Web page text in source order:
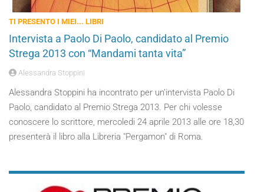
TI PRESENTO I MIEI... LIBRI
Intervista a Paolo Di Paolo, candidato al Premio
Strega 2013 con “Mandami tanta vita”
Alessandra Stoppini
Alessandra Stoppini ha incontrato per un’intervista Paolo Di
Paolo, candidato al Premio Strega 2013. Per chi volesse
conoscere lo scrittore, mercoledi 24 aprile 2013 alle ore 18,30
presenterà il libro alla Libreria "Pergamon" di Roma.